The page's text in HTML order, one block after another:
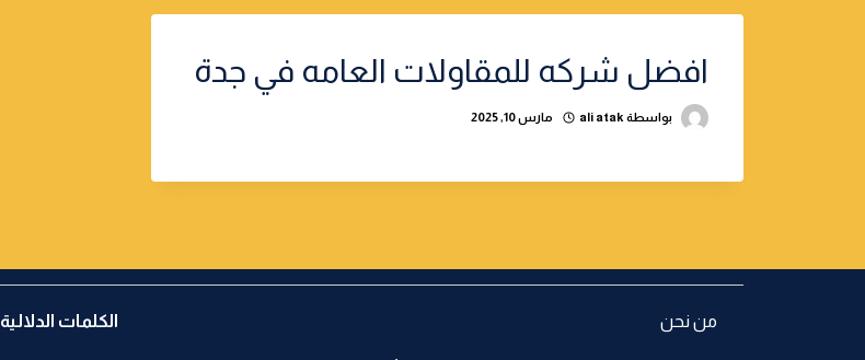
افضل شركه للمقاولات العامه في جدة
بواسطة ali atak مارس 10, 2025
من نحن الكلمات الدلالية